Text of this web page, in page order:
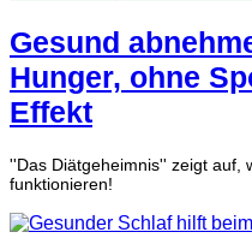
Gesund
Hunger, ohne
Effekt
''Das Diätgeheimnis'' zeigt auf,
funktionieren!